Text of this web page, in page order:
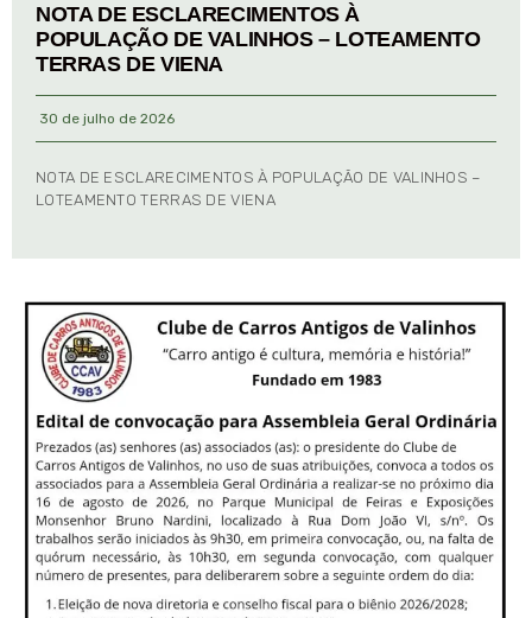
NOTA DE ESCLARECIMENTOS À
POPULAÇÃO DE VALINHOS – LOTEAMENTO
TERRAS DE VIENA
30 de julho de 2026
NOTA DE ESCLARECIMENTOS À POPULAÇÃO DE VALINHOS –
LOTEAMENTO TERRAS DE VIENA